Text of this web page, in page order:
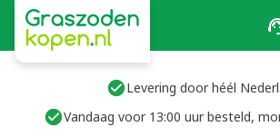
Levering door héél
Vandaag voor 13:00 uur besteld,